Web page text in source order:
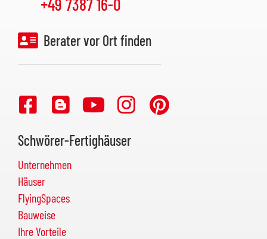
+49 7387 16-0
Berater vor Ort finden
Schwörer-Fertighäuser
Unternehmen
Häuser
FlyingSpaces
Bauweise
Ihre Vorteile